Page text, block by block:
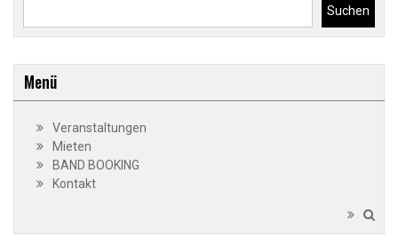
Suchen
Menü
Veranstaltungen
Mieten
BAND BOOKING
Kontakt